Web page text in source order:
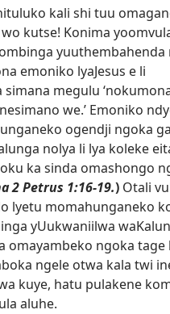
kali shi tuu
kutse! Konima
yuuthembahenda
emoniko lyaJesus e li
megulu
we.’ Emoniko
ogendji ngoka
nolya li lya koleke
ka sinda omashongo
2 Petrus 1:16-19.) Otali
lyetu momahunganeko
yUukwaniilwa
omayambeko ngoka tage
ngele otwa kala twi
kuye, hatu pulakene
aluhe.